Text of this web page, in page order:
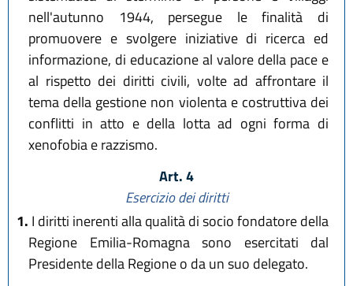
nell'autunno 1944, persegue le finalità di
promuovere e svolgere iniziative di ricerca ed
informazione, di educazione al valore della pace e
al rispetto dei diritti civili, volte ad affrontare il
tema della gestione non violenta e costruttiva dei
conflitti in atto e della lotta ad ogni forma di
xenofobia e razzismo.
Art. 4
Esercizio dei diritti
1. I diritti inerenti alla qualità di socio fondatore della
Regione Emilia-Romagna sono esercitati dal
Presidente della Regione o da un suo delegato.